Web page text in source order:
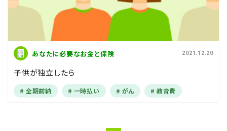
あなたに必要なお金と保険 2021.12.20
子供が独立したら
全期前納 一時払い がん 教育費